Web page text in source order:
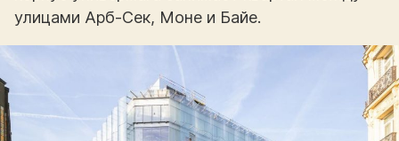
улицами Арб-Сек, Моне и Байе.